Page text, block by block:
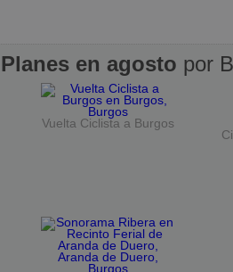
Planes en agosto por
Vuelta Ciclista a Burgos